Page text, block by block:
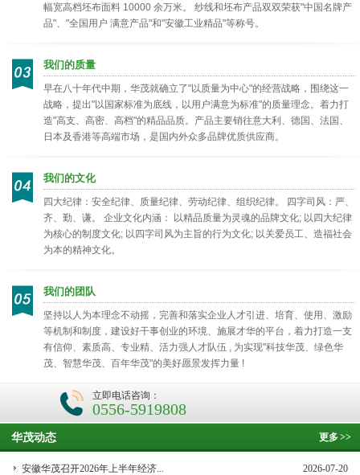
幅宽高档坯布面料 10000 余万米。 纱线和坯布产品双双荣获"中国名牌产
品"、"全国用户 满意产品"和"安徽工业精品"等称号。
我们的质量
早在八十年代中期，华茂就确立了"以质量为中心"的经营战略，围绕这一
战略，提出"以国家标准为底线，以用户满意为标准"的质量理念。着力打
造"高支、高密、高档"的精品品质。产品主要销往意大利、德国、法国、
日本及香港等高端市场，是国内外众多品牌优质供应商。
我们的文化
四大纪律：安全纪律、质量纪律、劳动纪律、组织纪律。 四字司风：严、
齐、勤、谦。 企业文化内涵： 以精品质量为灵魂的品牌文化; 以四大纪律
为核心的制度文化; 以四字司风为主旨的行为文化; 以关爱员工、造福社会
为本的精神文化。
我们的团队
坚持以人为本理念不动摇，完善和落实企业人才引进、培育、使用、激励
等机制和制度，建设好干事创业的环境、施展才华的平台，着力打造一支
有信仰、素质高、专业精、活力强人才队伍 , 为实现"科技华茂、绿色华
茂、智慧华茂、百年华茂"的美好愿景发挥力量 !
立即电话咨询：
0556-5919808
更多>>
华茂动态
2026-07-20
安徽华茂召开2026年上半年经济...